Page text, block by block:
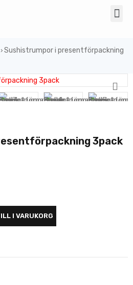
› Sushistrumpor i presentförpackning
3pack
I VARUKORG